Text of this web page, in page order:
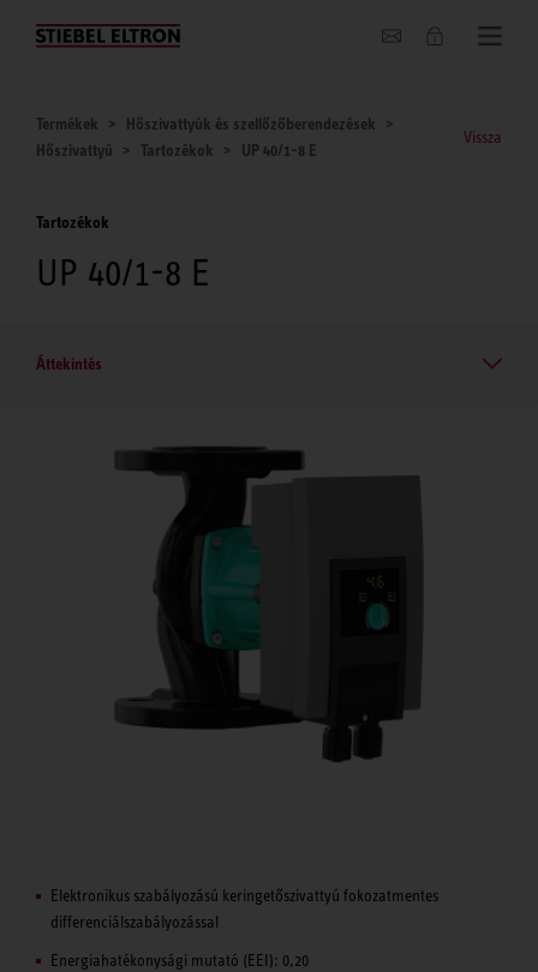
Hírek
Termékek
Hőszivattyúk és szellőzőberendezések
Hőszivattyú
Tartozékok UP 40/1-8 E
Vissza
Tartozékok
UP 40/1-8 E
Áttekintés
Elektronikus szabályozású keringetőszivattyú fokozatmentes
differenciálszabályozással
Energiahatékonysági mutató (EEI): 0,20